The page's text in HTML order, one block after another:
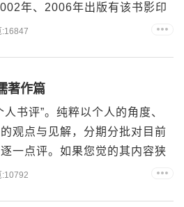
年、2006年出版有该书影印
原著中林森、陈济棠、张...
:16847
著作篇
书评”。纯粹以个人的角度、
观点与见解，分期分批对目前
一点评。如果您觉的其内容狭
笑。相反，如果能对一些八卦
:10792